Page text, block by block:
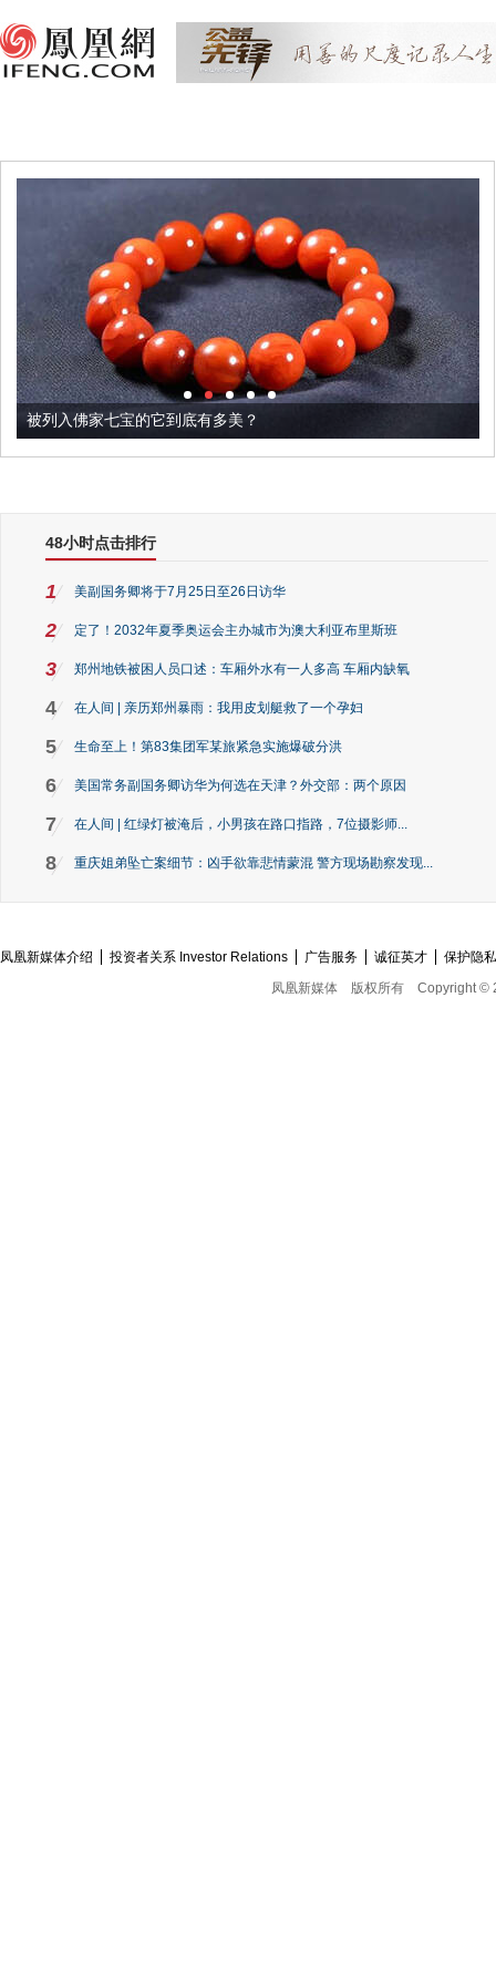
被列入佛家七宝的它到底有多美？
48小时点击排行
1 美副国务卿将于7月25日至26日访华
2 定了！2032年夏季奥运会主办城市为澳大利亚布里斯班
3 郑州地铁被困人员口述：车厢外水有一人多高 车厢内缺氧
4 在人间 | 亲历郑州暴雨：我用皮划艇救了一个孕妇
5 生命至上！第83集团军某旅紧急实施爆破分洪
6 美国常务副国务卿访华为何选在天津？外交部：两个原因
7 在人间 | 红绿灯被淹后，小男孩在路口指路，7位摄影师...
8 重庆姐弟坠亡案细节：凶手欲靠悲情蒙混 警方现场勘察发现...
凤凰新媒体介绍 投资者关系 Investor Relations 广告服务 诚征英才
保护隐
凤凰新媒体
版权所有 Copyright ©